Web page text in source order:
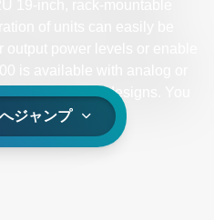
interface designs. You
to 1000 VDC.
ジャンプ